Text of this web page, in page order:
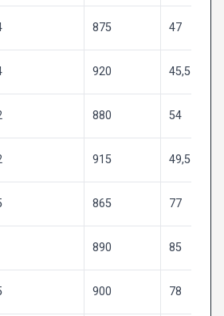
875 47
920 45,5
880 54
915 49,5
865 77
890 85
900 78